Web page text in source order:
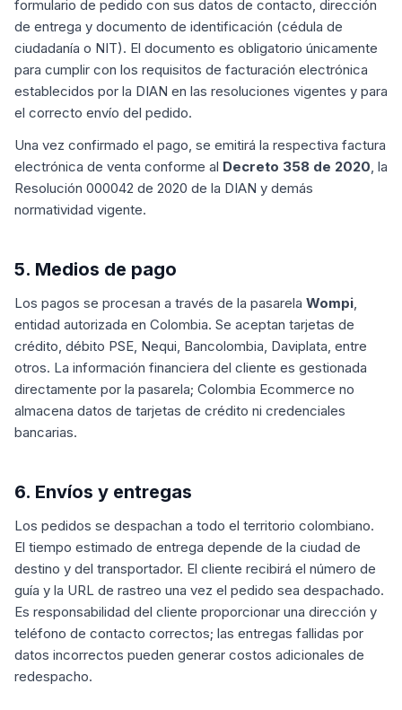
formulario de pedido con sus datos de contacto, dirección
de entrega y documento de identificación (cédula de
ciudadanía o NIT). El documento es obligatorio únicamente
para cumplir con los requisitos de facturación electrónica
establecidos por la DIAN en las resoluciones vigentes y para
el correcto envío del pedido.
Una vez confirmado el pago, se emitirá la respectiva factura
electrónica de venta conforme al Decreto 358 de 2020, la
Resolución 000042 de 2020 de la DIAN y demás
normatividad vigente.
5. Medios de pago
Los pagos se procesan a través de la pasarela Wompi,
entidad autorizada en Colombia. Se aceptan tarjetas de
crédito, débito PSE, Nequi, Bancolombia, Daviplata, entre
otros. La información financiera del cliente es gestionada
directamente por la pasarela; Colombia Ecommerce no
almacena datos de tarjetas de crédito ni credenciales
bancarias.
6. Envíos y entregas
Los pedidos se despachan a todo el territorio colombiano.
El tiempo estimado de entrega depende de la ciudad de
destino y del transportador. El cliente recibirá el número de
guía y la URL de rastreo una vez el pedido sea despachado.
Es responsabilidad del cliente proporcionar una dirección y
teléfono de contacto correctos; las entregas fallidas por
datos incorrectos pueden generar costos adicionales de
redespacho.